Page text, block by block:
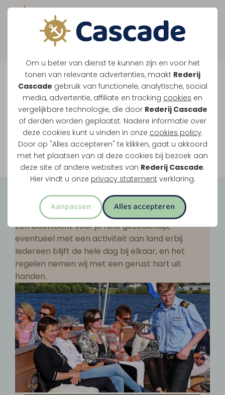
Om u beter van dienst te kunnen zijn en voor het
tonen van relevante advertenties, maakt Rederij
Cascade gebruik van functionele, analytische, social
media, advertentie, affiliate en tracking cookies en
vergelijkbare technologie, die door Rederij Cascade
of derden worden geplaatst. Nadere informatie over
deze cookies kunt u vinden in onze cookies policy.
Door op "Alles accepteren" te klikken, gaat u akkoord
met het plaatsen van al deze cookies bij bezoek aan
deze site of andere websites van Rederij Cascade.
Hier vindt u onze privacy statement verklaring.
Aanpassen Alles accepteren
Boek direct je vaart
Vaar je mee over de
Maasplassen?
Ondanks de lage waterstanden gaan
onze vaarten gewoon door.
Bekijk onze rondvaarten
Groepsuitjes
Een boottocht voor je hele gezelschap,
eventueel met een activiteit aan land erbij.
Iedereen blijft de hele dag bij elkaar, en het
regelen nemen wij met een gerust hart uit
handen.